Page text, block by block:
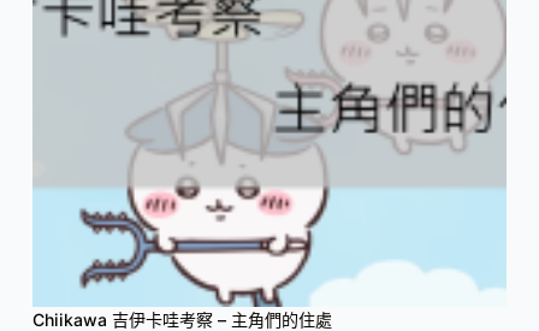
Chiikawa 吉伊卡哇考察 – 主角們的住處